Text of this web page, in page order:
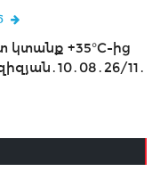
+35°C-ից
11․